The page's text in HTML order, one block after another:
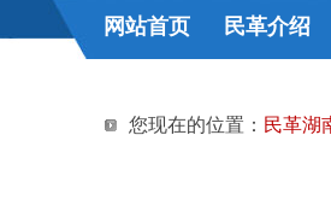
网站首页 民革介绍
您现在的位置： 民革湖